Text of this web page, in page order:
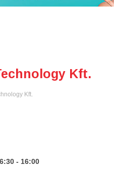
Kft.
Kft.
- 16:00